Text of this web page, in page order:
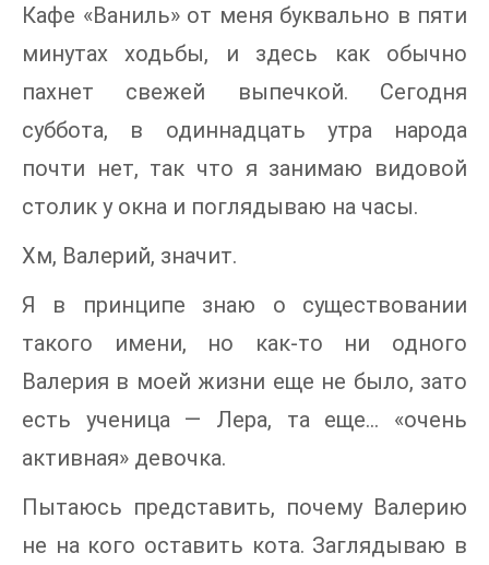
Кафе «Ваниль» от меня буквально в пяти
минутах ходьбы, и здесь как обычно
пахнет свежей выпечкой. Сегодня
суббота, в одиннадцать утра народа
почти нет, так что я занимаю видовой
столик у окна и поглядываю на часы.
Хм, Валерий, значит.
Я в принципе знаю о существовании
такого имени, но как-то ни одного
Валерия в моей жизни еще не было, зато
есть ученица — Лера, та еще… «очень
активная» девочка.
Пытаюсь представить, почему Валерию
не на кого оставить кота. Заглядываю в